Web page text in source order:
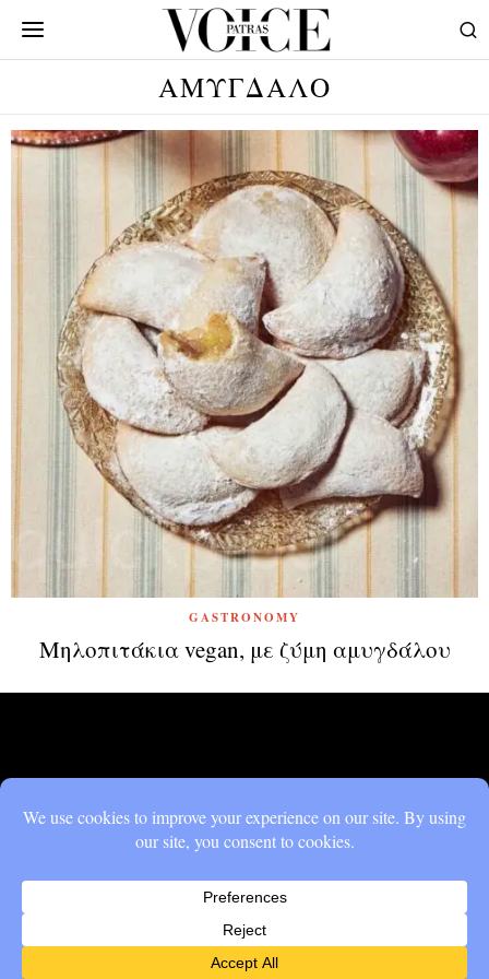
ΑΜΥΓΔΑΛΟ
GASTRONOMY
Μηλοπιτάκια vegan, με ζύμη αμυγδάλου